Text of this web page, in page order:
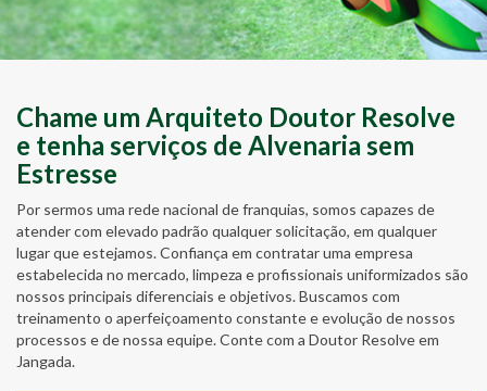
Chame um Arquiteto Doutor Resolve
e tenha serviços de Alvenaria sem
Estresse
Por sermos uma rede nacional de franquias, somos capazes de
atender com elevado padrão qualquer solicitação, em qualquer
lugar que estejamos. Confiança em contratar uma empresa
estabelecida no mercado, limpeza e profissionais uniformizados são
nossos principais diferenciais e objetivos. Buscamos com
treinamento o aperfeiçoamento constante e evolução de nossos
processos e de nossa equipe. Conte com a Doutor Resolve em
Jangada.